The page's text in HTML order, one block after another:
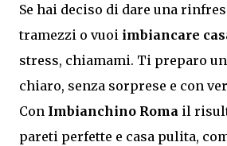
Se hai deciso di dare una
tramezzi o vuoi imbiancare
stress, chiamami. Ti preparo
chiaro, senza sorprese e con
Con Imbianchino Roma il
pareti perfette e casa pulita,